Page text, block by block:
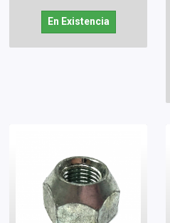
En Existencia